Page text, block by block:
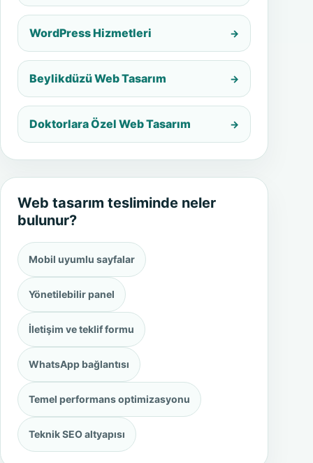
WordPress Hizmetleri
Beylikdüzü Web Tasarım
Doktorlara Özel Web Tasarım
Web tasarım tesliminde neler
bulunur?
Mobil uyumlu sayfalar
Yönetilebilir panel
İletişim ve teklif formu
WhatsApp bağlantısı
Temel performans optimizasyonu
Teknik SEO altyapısı